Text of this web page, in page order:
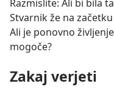
Razmislite: Ali bi bila
Stvarnik že na
Ali je ponovno
mogoče?
Zakaj verjeti